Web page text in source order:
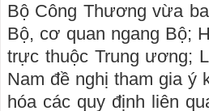
Bộ Công Thương vừa
Bộ, cơ quan ngang Bộ;
trực thuộc Trung ương;
Nam đề nghị tham gia ý
hóa các quy định liên